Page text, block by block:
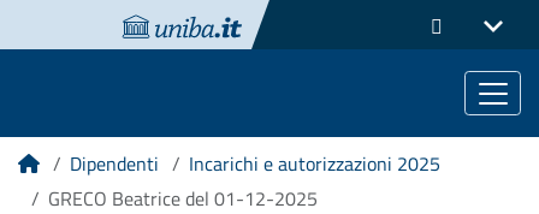
HomeDipendenti
Incarichi e autorizzazioni 2025
GRECO Beatrice del 01-12-2025